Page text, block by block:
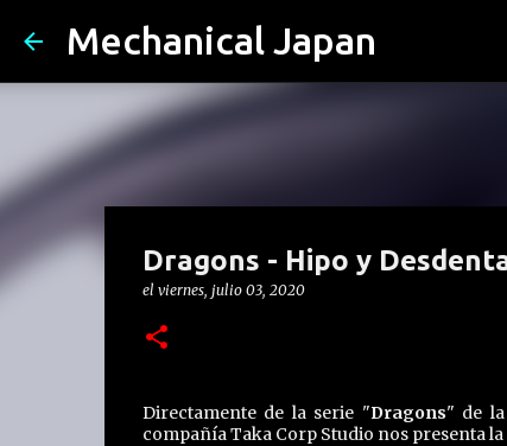
Mechanical Japan
Dragons - Hipo y
el viernes, julio 03, 2020
Directamente de la serie "Dragons" de
compañía Taka Corp Studio nos presenta la